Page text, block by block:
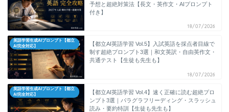
予想と超絶対策法【長文・英作文・AIプロンプト
付き】
18/07/2026
英語学習生成AIプロンプト【都立
AI完全対応】
【都立AI英語学習 Vol.5】入試英語を採点者目線で
制す超絶プロンプト3選｜和文英訳・自由英作文・
共通テスト【生徒も先生も】
18/07/2026
英語学習生成AIプロンプト【都立
AI完全対応】
【都立AI英語学習 Vol.4】速く正確に読む超絶プロ
ンプト3選｜パラグラフリーディング・スラッシュ
読み・要約特訓【生徒も先生も】